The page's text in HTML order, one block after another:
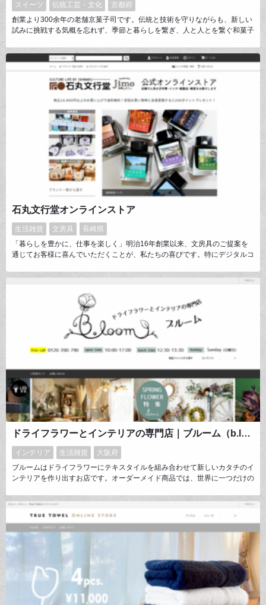
スイーツ 伝統工芸・文化
京都府
創業より300余年の老舗京菓子司です。伝統と技術を守りながらも、新しい
試みに挑戦する気概を忘れず、季節と暮らしを繋ぎ、人と人とを繋ぐ和菓子
や幅広いニーズに見合った品をご提供致します。
石丸文行堂オンラインストア
生活雑貨 文房具
長崎県
「暮らしを豊かに、仕事を楽しく」明治16年創業以来、文房具のご提案を
通じてお客様に喜んでいただくことが、私たちの喜びです。特にデジタルコ
案し続けています。MDはオリジナル商品と独自の仕入ネットワークを活か
きと接客をオンラインでもお届けいたします。
ドライフラワーとインテリアの専門店｜ブルーム（b.loom）通販
インテリア 生活雑貨
大阪府
ブルームはドライフラワーにテキスタイルを組み合わせて新しいカタチのイ
ンテリアを作り出すお店です。オーダーメイド商品では、世界に一つだけの
み合わせる生地の素材やデザインにもインテリアとしての製品価値を高める